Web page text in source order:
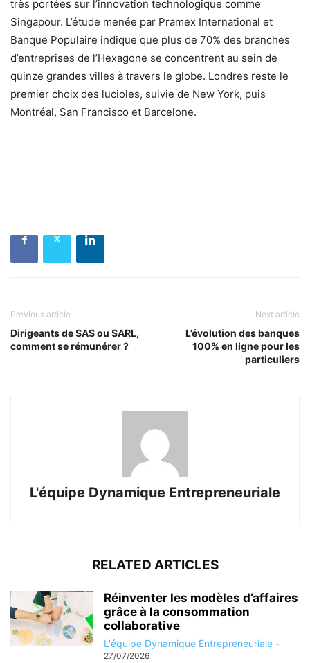
très portées sur l’innovation technologique comme
Singapour. L’étude menée par Pramex International et
Banque Populaire indique que plus de 70% des branches
d’entreprises de l’Hexagone se concentrent au sein de
quinze grandes villes à travers le globe. Londres reste le
premier choix des lucioles, suivie de New York, puis
Montréal, San Francisco et Barcelone.
Previous article
Dirigeants de SAS ou SARL,
comment se rémunérer ?
Next article
L’évolution des banques
100% en ligne pour les
particuliers
L'équipe Dynamique Entrepreneuriale
RELATED ARTICLES
Réinventer les modèles d’affaires
grâce à la consommation
collaborative
L'équipe Dynamique Entrepreneuriale -
27/07/2026